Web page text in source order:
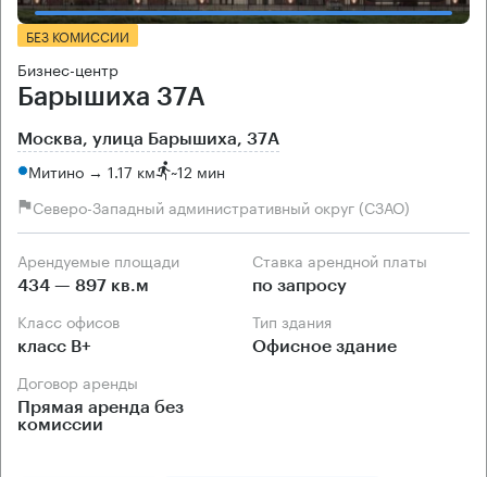
БЕЗ КОМИССИИ
Бизнес-центр
Барышиха 37А
Москва, улица Барышиха, 37А
Митино → 1.17 км ~12 мин
Северо-Западный административный округ (СЗАО)
Арендуемые площади
434 — 897 кв.м
Ставка арендной платы
по запросу
Класс офисов
класс B+
Тип здания
Офисное здание
Договор аренды
Прямая аренда без
комиссии